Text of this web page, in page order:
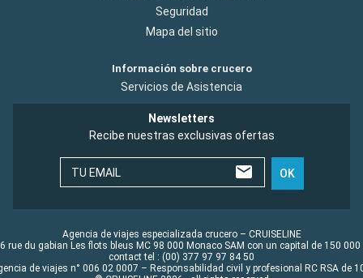
Seguridad
Mapa del sitio
Información sobre crucero
Servicios de Asistencia
Newsletters
Recibe nuestras exclusivas ofertas
TU EMAIL OK
Agencia de viajes especializada crucero – CRUISELINE
rue du gabian Les flots bleus MC 98 000 Monaco SAM con un capital de 150 000
contact tel : (00) 377 97 97 84 50
de viajes n° 006 02 0007 – Responsabilidad civil y profesional RC RSA de